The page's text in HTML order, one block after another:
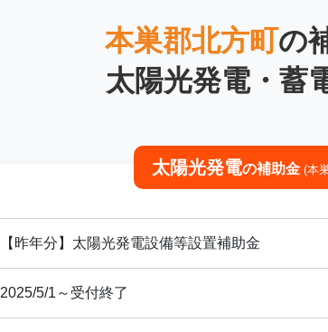
本巣郡北方町の
太陽光発電・蓄
太陽光発電の補助金 (本
【昨年分】太陽光発電設備等設置補助金
2025/5/1～受付終了